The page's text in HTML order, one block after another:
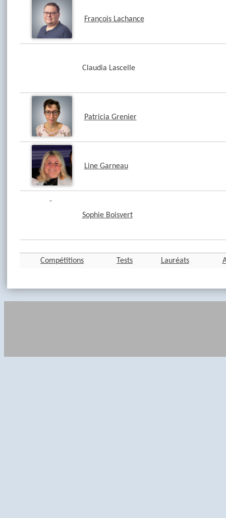
François Lachance
Claudia Lascelle
Patricia Grenier
Line Garneau
Sophie Boisvert
Compétitions Tests Lauréats